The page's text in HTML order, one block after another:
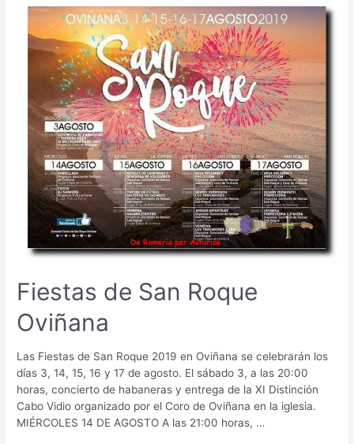
de
nuestras
playas
Fiestas de San Roque
Oviñana
Las Fiestas de San Roque 2019 en Oviñana se celebrarán los
días 3, 14, 15, 16 y 17 de agosto. El sábado 3, a las 20:00
horas, concierto de habaneras y entrega de la XI Distinción
Cabo Vidio organizado por el Coro de Oviñana en la iglesia.
MIÉRCOLES 14 DE AGOSTO A las 21:00 horas, …